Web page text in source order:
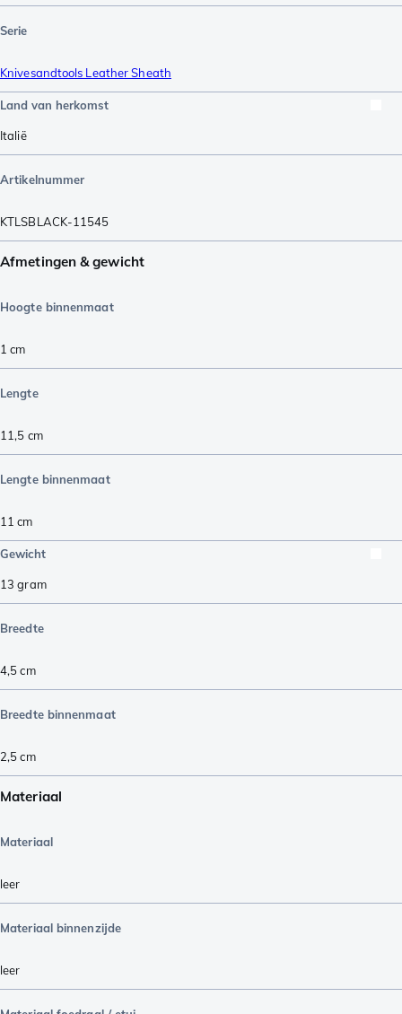
Serie
Knivesandtools Leather Sheath
Land van herkomst
Italië
Artikelnummer
KTLSBLACK-11545
Afmetingen & gewicht
Hoogte binnenmaat
1 cm
Lengte
11,5 cm
Lengte binnenmaat
11 cm
Gewicht
13 gram
Breedte
4,5cm
Breedte binnenmaat
2,5cm
Materiaal
Materiaal
leer
Materiaal binnenzijde
leer